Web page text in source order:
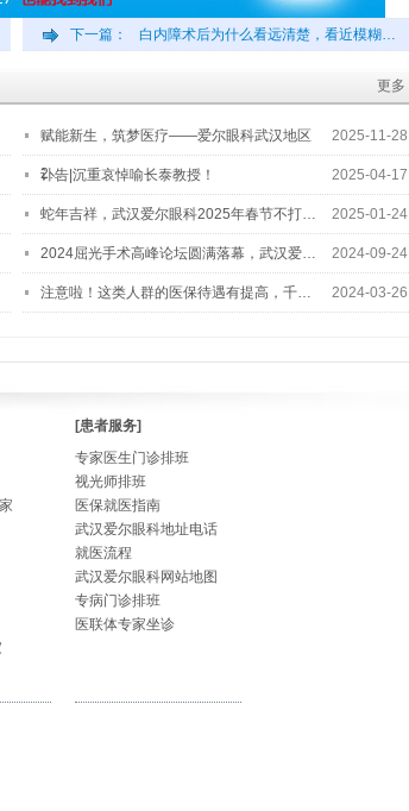
下一篇： 白内障术后为什么看远清楚，看近模糊…
更多
赋能新生，筑梦医疗——爱尔眼科武汉地区
2…
2025-11-28
讣告|沉重哀悼喻长泰教授！ 2025-04-17
蛇年吉祥，武汉爱尔眼科2025年春节不打… 2025-01-24
2024屈光手术高峰论坛圆满落幕，武汉爱… 2024-09-24
注意啦！这类人群的医保待遇有提高，千… 2024-03-26
[患者服务]
专家医生门诊排班
视光师排班
医保就医指南
武汉爱尔眼科地址电话
就医流程
武汉爱尔眼科网站地图
专病门诊排班
医联体专家坐诊